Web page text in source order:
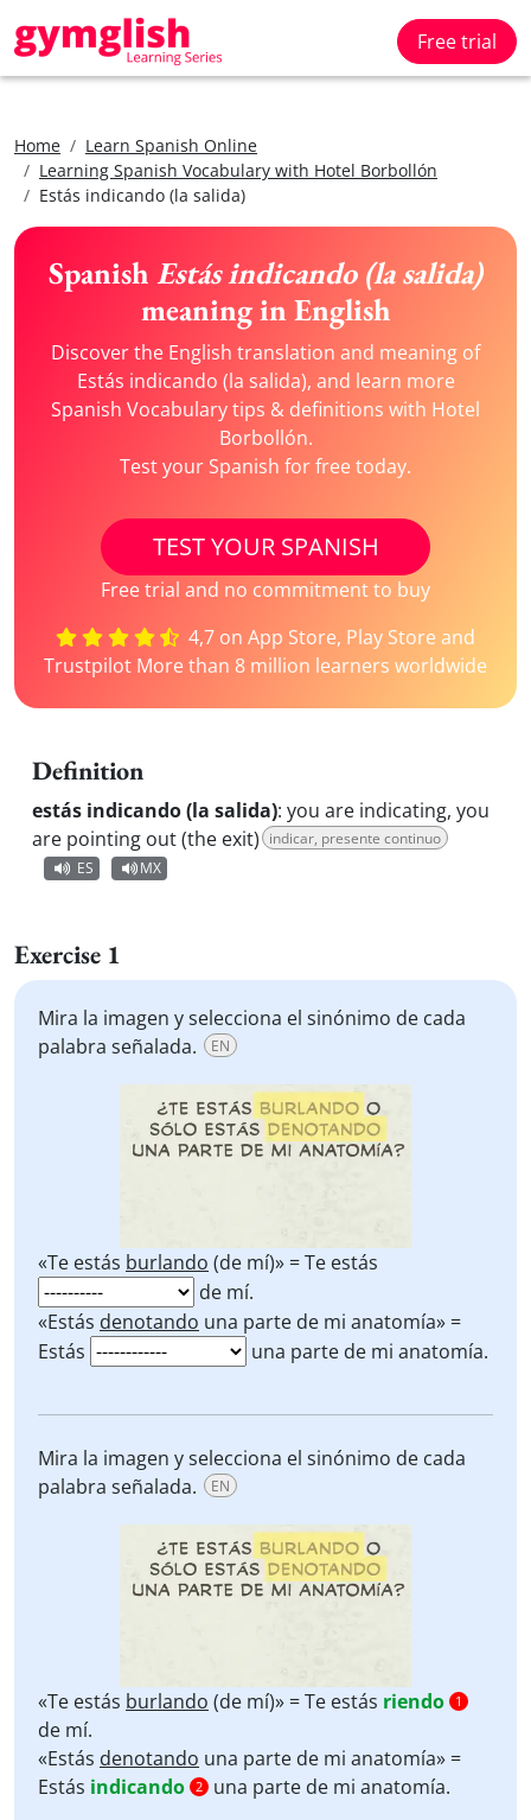
Free trial
Home
Learn Spanish Online
Learning Spanish Vocabulary with Hotel Borbollón
Estás indicando (la salida)
Spanish Estás indicando (la salida)
meaning in English
Discover the English translation and meaning of
Estás indicando (la salida), and learn more
Spanish Vocabulary tips & definitions with Hotel
Borbollón.
Test your Spanish for free today.
TEST YOUR SPANISH
Free trial and no commitment to buy
4,7 on App Store, Play Store and
Trustpilot More than 8 million learners worldwide
Definition
estás indicando (la salida): you are indicating, you
are pointing out (the exit) indicar, presente continuo
ES
MX
Exercise 1
Mira la imagen y selecciona el sinónimo de cada
palabra señalada.
EN
«Te estás burlando (de mí)» = Te estás
de mí.
«Estás denotando una parte de mi anatomía» =
Estás
una parte de mi anatomía.
Mira la imagen y selecciona el sinónimo de cada
palabra señalada.
EN
«Te estás burlando (de mí)» = Te estás riendo 1
de mí.
«Estás denotando una parte de mi anatomía» =
Estás indicando 2 una parte de mi anatomía.